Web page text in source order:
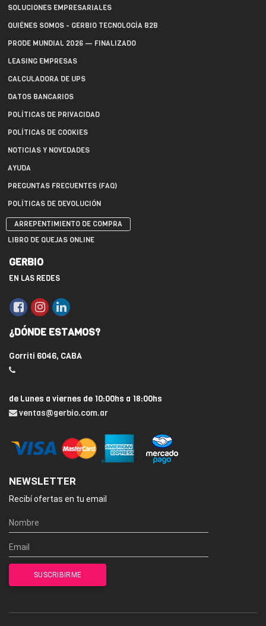
SOLUCIONES EMPRESARIALES
QUIÉNES SOMOS - GERBIO TECNOLOGÍA B2B
PRODE MUNDIAL 2026 — FINALIZADO
LEASING EMPRESAS
CALCULADORA DE UPS
DATOS BANCARIOS
POLÍTICAS DE PRIVACIDAD
POLÍTICAS DE COOKIES
NOTICIAS Y NOVEDADES
AYUDA
PREGUNTAS FRECUENTES (FAQ)
POLÍTICAS DE DEVOLUCIÓN
ARREPENTIMIENTO DE COMPRA
LIBRO DE QUEJAS ONLINE
GERBIO
EN LAS REDES
¿DÓNDE ESTAMOS?
Gorriti 6046, CABA
de Lunes a viernes de 10:00hs a 18:00hs
ventas@gerbio.com.ar
NEWSLETTER
Recibí ofertas en tu email